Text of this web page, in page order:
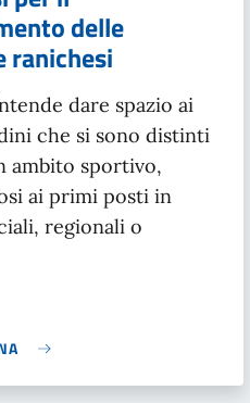
delle
ranichesi
dare spazio ai
che si sono distinti
ambito sportivo,
ai primi posti in
regionali o